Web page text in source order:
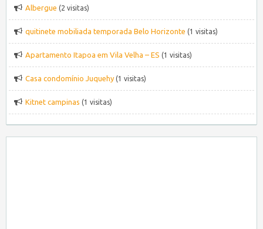
Albergue (2 visitas)
quitinete mobiliada temporada Belo Horizonte (1 visitas)
Apartamento Itapoa em Vila Velha – ES (1 visitas)
Casa condomínio Juquehy (1 visitas)
Kitnet campinas (1 visitas)